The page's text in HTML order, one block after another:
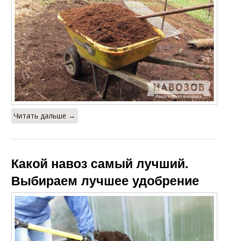
Читать дальше →
Какой навоз самый лучший.
Выбираем лучшее удобрение